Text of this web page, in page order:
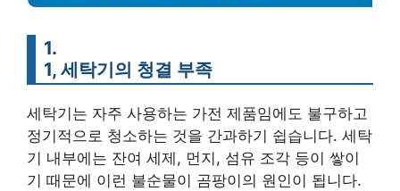
1.
1, 세탁기의 청결 부족
세탁기는 자주 사용하는 가전 제품임에도 불구하고
정기적으로 청소하는 것을 간과하기 쉽습니다. 세탁
기 내부에는 잔여 세제, 먼지, 섬유 조각 등이 쌓이
기 때문에 이런 불순물이 곰팡이의 원인이 됩니다.